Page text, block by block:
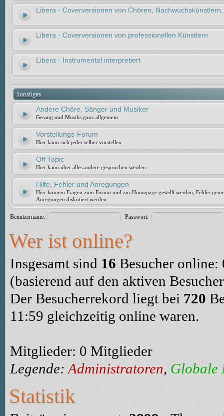
Libera - Coverversionen von Chören,
Libera - Coverversionen von professionellen Künstlern
Libera - Instrumental interpretiert
Sonstiges
Andere Chöre, Sänger und Musiker
Gesang und Musiks ganz allgemein
Vorstellungs-Forum
Hier kann sich jeder selber vorstellen
Off Topic
Hier kann über alles andere gesprochen werden
Hilfe, Fehler und Anregungen
Hier können Fragen zum Forum und zur Homepage gestellt werden, Fehler
Anregungen diskutiert werden
Benutzername: Passwort:
Wer ist online?
Insgesamt sind 16 Besucher online:
(basierend auf den aktiven
Der Besucherrekord liegt bei 720
11:59 gleichzeitig online waren.
Mitglieder: 0 Mitglieder
Legende: Administratoren, Globale
Statistik